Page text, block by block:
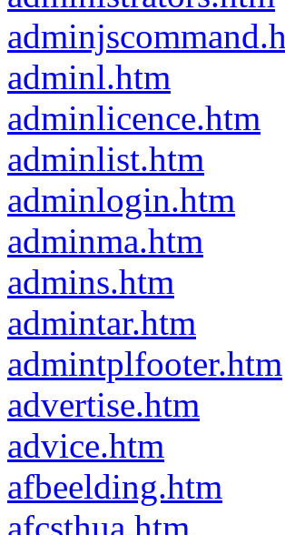
adminl.htm
adminlicence.htm
adminlist.htm
adminlogin.htm
adminma.htm
admins.htm
admintar.htm
admintplfooter.htm
advertise.htm
advice.htm
afbeelding.htm
afcsthua.htm